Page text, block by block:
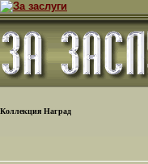
Коллекция Наград